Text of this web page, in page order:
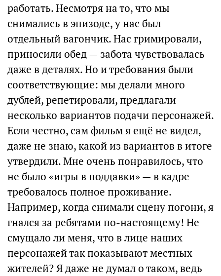
работать. Несмотря на то, что мы
снимались в эпизоде, у нас был
отдельный вагончик. Нас гримировали,
приносили обед — забота чувствовалась
даже в деталях. Но и требования были
соответствующие: мы делали много
дублей, репетировали, предлагали
несколько вариантов подачи персонажей.
Если честно, сам фильм я ещё не видел,
даже не знаю, какой из вариантов в итоге
утвердили. Мне очень понравилось, что
не было «игры в поддавки» — в кадре
требовалось полное проживание.
Например, когда снимали сцену погони, я
гнался за ребятами по-настоящему! Не
смущало ли меня, что в лице наших
персонажей так показывают местных
жителей? Я даже не думал о таком, ведь